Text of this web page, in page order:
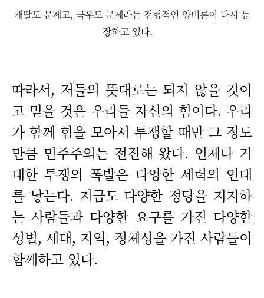
개딸도 문제고, 극우도 문제라는 전형적인 양비론이 다시 등
장하고 있다.
따라서, 저들의 뜻대로는 되지 않을 것이
고 믿을 것은 우리들 자신의 힘이다. 우리
가 함께 힘을 모아서 투쟁할 때만 그 정도
만큼 민주주의는 전진해 왔다. 언제나 거
대한 투쟁의 폭발은 다양한 세력의 연대
를 낳는다. 지금도 다양한 정당을 지지하
는 사람들과 다양한 요구를 가진 다양한
성별, 세대, 지역, 정체성을 가진 사람들이
함께하고 있다.